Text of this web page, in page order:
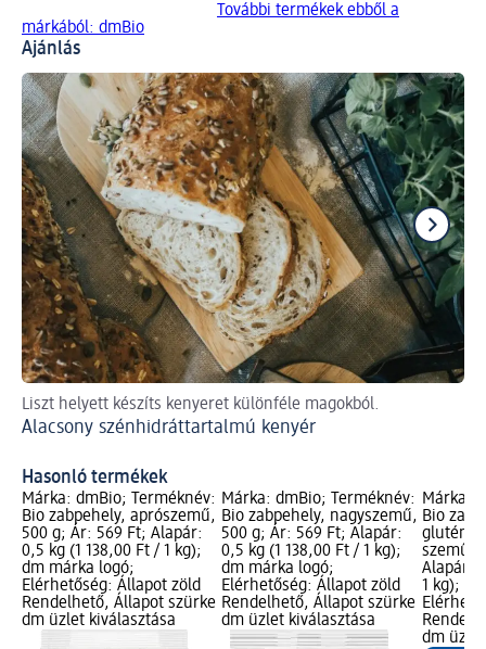
További termékek ebből a
márkából: dmBio
Ajánlás
Liszt helyett készíts kenyeret különféle magokból.
Alacsony szénhidráttartalmú kenyér
Hasonló termékek
Márka: dmBio; Terméknév:
Bio zabpehely, aprószemű,
500 g; Ár: 569 Ft; Alapár:
0,5 kg (1 138,00 Ft / 1 kg);
dm márka logó;
Elérhetőség: Állapot zöld
Rendelhető, Állapot szürke
dm üzlet kiválasztása
Márka: dmBio; Terméknév:
Bio zabpehely, nagyszemű,
500 g; Ár: 569 Ft; Alapár:
0,5 kg (1 138,00 Ft / 1 kg);
dm márka logó;
Elérhetőség: Állapot zöld
Rendelhető, Állapot szürke
dm üzlet kiválasztása
Márka:
Bio
szemű,
Alapár:
1 kg);
dm